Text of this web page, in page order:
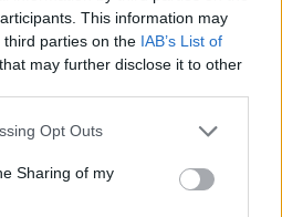
This information may
parties on the IAB’s List of
that may further disclose it to other
Opt Outs
Sharing of my
SICURA E
NEL MONDO
Le ricerche parlano chiaro: le
per i viaggi all’estero. Una
le Telco quanto …